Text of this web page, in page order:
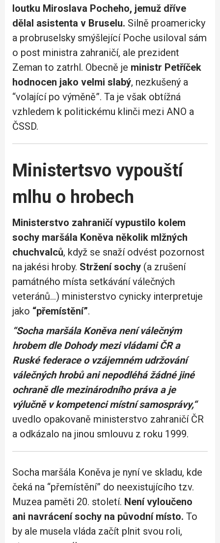
loutku Miroslava Pocheho, jemuž dříve
dělal asistenta v Bruselu. Silně proamericky
a probruselsky smýšlející Poche usiloval sám
o post ministra zahraničí, ale prezident
Zeman to zatrhl. Obecně je ministr Petříček
hodnocen jako velmi slabý, nezkušený a
“volající po výměně”. Ta je však obtížná
vzhledem k politickému klinči mezi ANO a
ČSSD.
Ministertsvo vypouští
mlhu o hrobech
Ministerstvo zahraničí vypustilo kolem
sochy maršála Koněva několik mlžných
chuchvalců, když se snaží odvést pozornost
na jakési hroby. Stržení sochy (a zrušení
památného místa setkávání válečných
veteránů…) ministerstvo cynicky interpretuje
jako “přemístění”.
“Socha maršála Koněva není válečným
hrobem dle Dohody mezi vládami ČR a
Ruské federace o vzájemném udržování
válečných hrobů ani nepodléhá žádné jiné
ochraně dle mezinárodního práva a je
výlučně v kompetenci místní samosprávy,“
uvedlo opakovaně ministerstvo zahraničí ČR
a odkázalo na jinou smlouvu z roku 1999.
Socha maršála Koněva je nyní ve skladu, kde
čeká na “přemístění” do neexistujícího tzv.
Muzea paměti 20. století. Není vyloučeno
ani navrácení sochy na původní místo. To
by ale musela vláda začít plnit svou roli,